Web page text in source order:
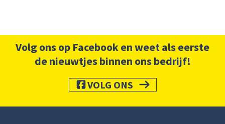
Volg ons op Facebook en weet als eerste
de nieuwtjes binnen ons bedrijf!
VOLG ONS